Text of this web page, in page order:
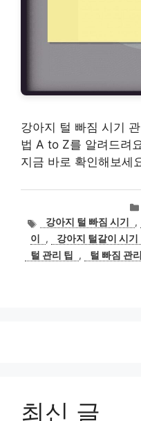
강아지 털 빠짐 시기
법 A to Z를 알려드려
지금 바로 확인해보세
태강아지 털 빠짐 시기 ,
이
, 강아지 털갈이 시기
털 관리 팁
, 털 빠짐 관리
최신 글